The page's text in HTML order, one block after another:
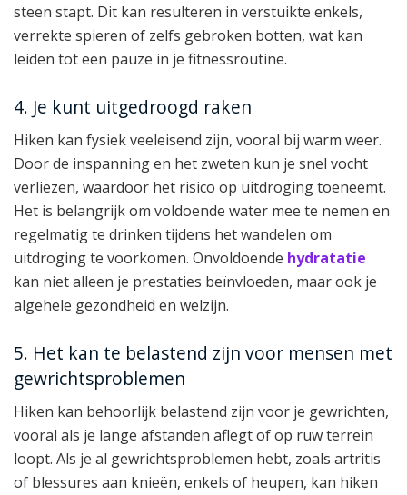
steen stapt. Dit kan resulteren in verstuikte enkels,
verrekte spieren of zelfs gebroken botten, wat kan
leiden tot een pauze in je fitnessroutine.
4. Je kunt uitgedroogd raken
Hiken kan fysiek veeleisend zijn, vooral bij warm weer.
Door de inspanning en het zweten kun je snel vocht
verliezen, waardoor het risico op uitdroging toeneemt.
Het is belangrijk om voldoende water mee te nemen en
regelmatig te drinken tijdens het wandelen om
uitdroging te voorkomen. Onvoldoende hydratatie
kan niet alleen je prestaties beïnvloeden, maar ook je
algehele gezondheid en welzijn.
5. Het kan te belastend zijn voor mensen met
gewrichtsproblemen
Hiken kan behoorlijk belastend zijn voor je gewrichten,
vooral als je lange afstanden aflegt of op ruw terrein
loopt. Als je al gewrichtsproblemen hebt, zoals artritis
of blessures aan knieën, enkels of heupen, kan hiken